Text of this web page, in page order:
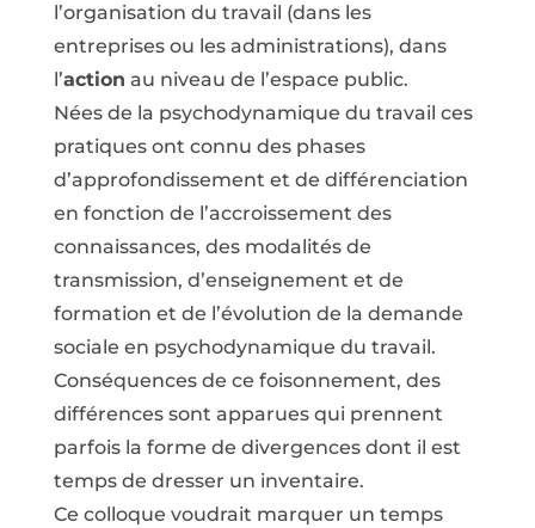
l’organisation du travail (dans les
entreprises ou les administrations), dans
l’action au niveau de l’espace public.
Nées de la psychodynamique du travail ces
pratiques ont connu des phases
d’approfondissement et de différenciation
en fonction de l’accroissement des
connaissances, des modalités de
transmission, d’enseignement et de
formation et de l’évolution de la demande
sociale en psychodynamique du travail.
Conséquences de ce foisonnement, des
différences sont apparues qui prennent
parfois la forme de divergences dont il est
temps de dresser un inventaire.
Ce colloque voudrait marquer un temps